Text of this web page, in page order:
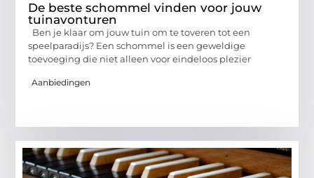
De beste schommel vinden voor jouw
tuinavonturen
Ben je klaar om jouw tuin om te toveren tot een
speelparadijs? Een schommel is een geweldige
toevoeging die niet alleen voor eindeloos plezier
Aanbiedingen